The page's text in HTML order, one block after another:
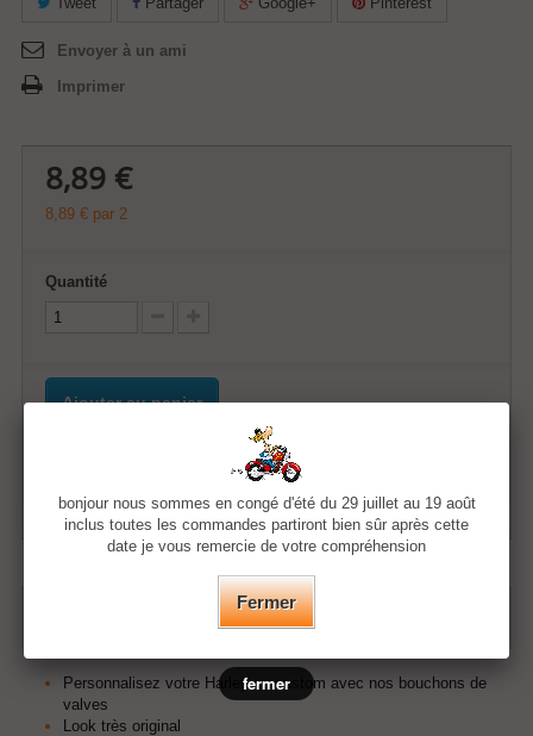
Envoyer à un ami
Imprimer
8,89 €
8,89 € par 2
Quantité
Ajouter au panier
Ajouter à ma liste d'envies
Personnalisez votre Harley ou custom avec nos bouchons de
valves
Look très original
bonjour nous sommes en congé d'été du 29 juillet au 19 août
inclus toutes les commandes partiront bien sûr après cette
date je vous remercie de votre compréhension
Fermer
fermer